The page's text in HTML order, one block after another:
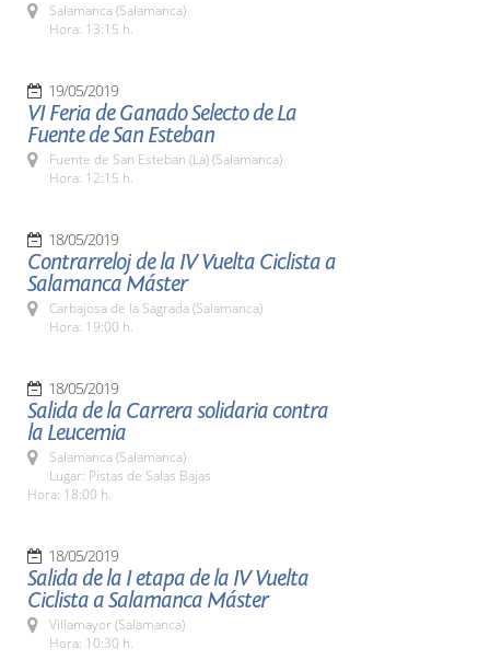
Salamanca (Salamanca)
Hora: 13:15 h.
19/05/2019
VI Feria de Ganado Selecto de La
Fuente de San Esteban
Fuente de San Esteban (La) (Salamanca)
Hora: 12:15 h.
18/05/2019
Contrarreloj de la IV Vuelta Ciclista a
Salamanca Máster
Carbajosa de la Sagrada (Salamanca)
Hora: 19:00 h.
18/05/2019
Salida de la Carrera solidaria contra
la Leucemia
Salamanca (Salamanca)
Lugar: Pistas de Salas Bajas
Hora: 18:00 h.
18/05/2019
Salida de la I etapa de la IV Vuelta
Ciclista a Salamanca Máster
Villamayor (Salamanca)
Hora: 10:30 h.